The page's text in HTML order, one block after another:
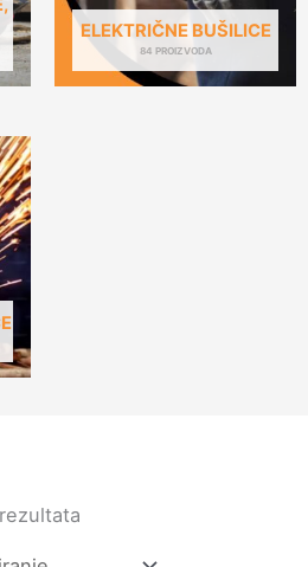
ELEKTRIČNE BUŠILICE
84 PROIZVODA